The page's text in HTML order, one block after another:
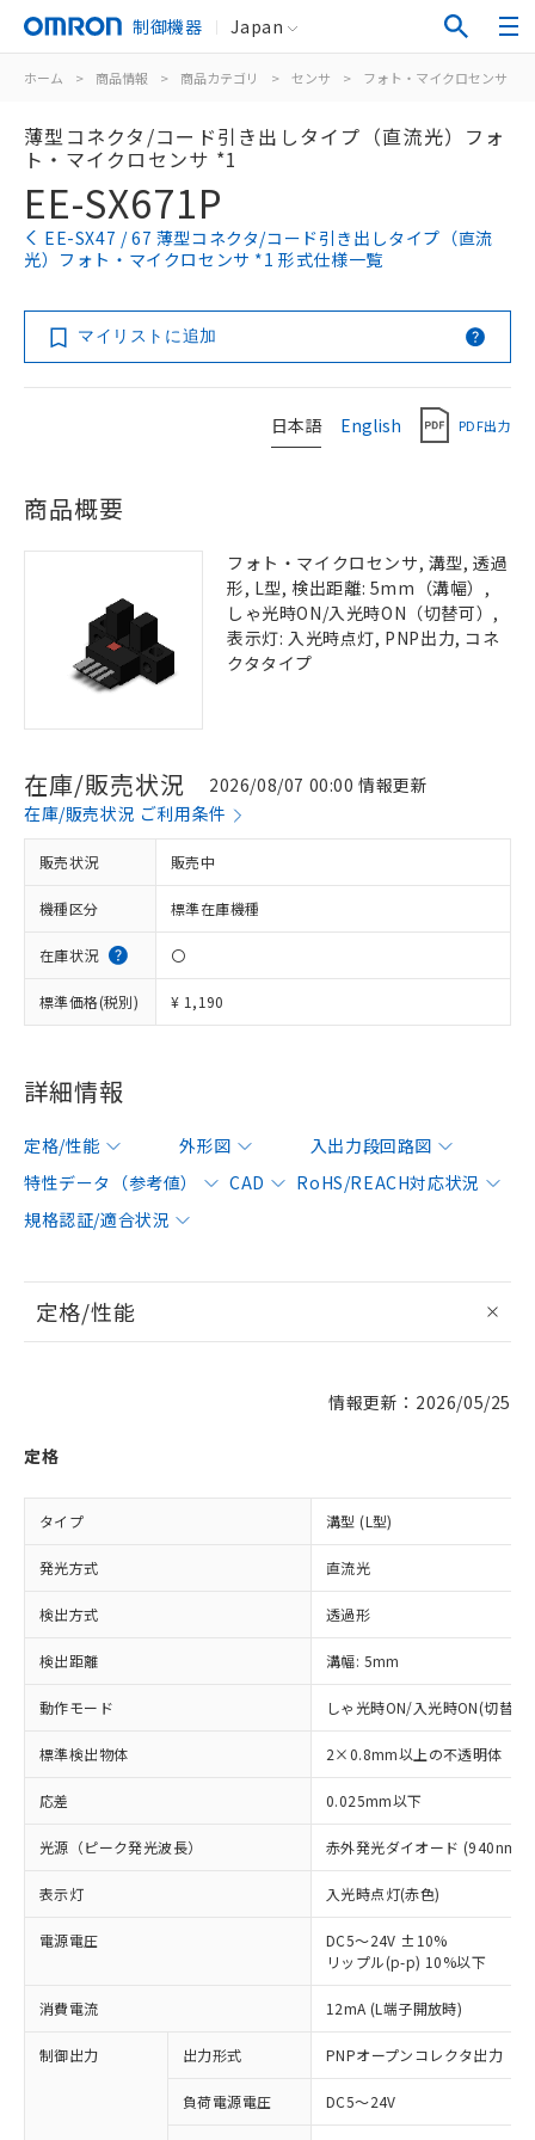
制御機器 Japan
ホーム > 商品情報 > 商品カテゴリ > センサ > フォト・マイクロセンサ
薄型コネクタ/コード引き出しタイプ（直流光）フォ
ト・マイクロセンサ *1
EE-SX671P
EE-SX47 / 67 薄型コネクタ/コード引き出しタイプ（直流
光）フォト・マイクロセンサ *1 形式仕様一覧
マイリストに追加
日本語 English PDF出力
商品概要
フォト・マイクロセンサ, 溝型, 透過
形, L型, 検出距離: 5mm（溝幅）,
しゃ光時ON/入光時ON（切替可）,
表示灯: 入光時点灯, PNP出力, コネ
クタタイプ
在庫/販売状況
2026/08/07 00:00 情報更新
在庫/販売状況 ご利用条件
販売状況 販売中
機種区分 標準在庫機種
在庫状況 〇
標準価格(税別) ¥ 1,190
詳細情報
定格/性能 外形図
入出力段回路図
特性データ（参考値）
CAD
RoHS/REACH対応状況
規格認証/適合状況
定格/性能
情報更新：2026/05/25
定格
タイプ 溝型 (L型)
発光方式 直流光
検出方式 透過形
検出距離 溝幅: 5mm
動作モード しゃ光時ON/入光時ON(切替可)
標準検出物体 2×0.8mm以上の不透明体
応差 0.025mm以下
光源（ピーク発光波長） 赤外発光ダイオード (940nm)
表示灯 入光時点灯(赤色)
電源電圧
DC5～24V ±10%
リップル(p-p) 10%以下
消費電流 12mA (L端子開放時)
制御出力 出力形式 PNPオープンコレクタ出力
負荷電源電圧 DC5～24V
対応済み：EU RoHS指令（10物質）の
非含有に対応した製品が提供可能な商品で
対応予定：EU RoHS指令（10物質）の非含